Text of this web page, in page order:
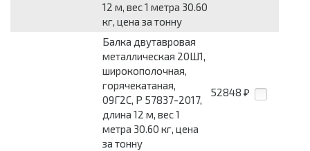
12 м, вес 1 метра 30.60
кг, цена за тонну
Балка двутавровая
металлическая 20Ш1,
широкополочная,
горячекатаная,
09Г2С, Р 57837-2017,
длина 12 м, вес 1
метра 30.60 кг, цена
за тонну
52848 ₽